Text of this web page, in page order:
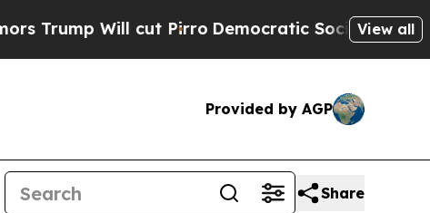
Will cut PirroDemocratic Socialists of America
View all
Provided by AGP
Share